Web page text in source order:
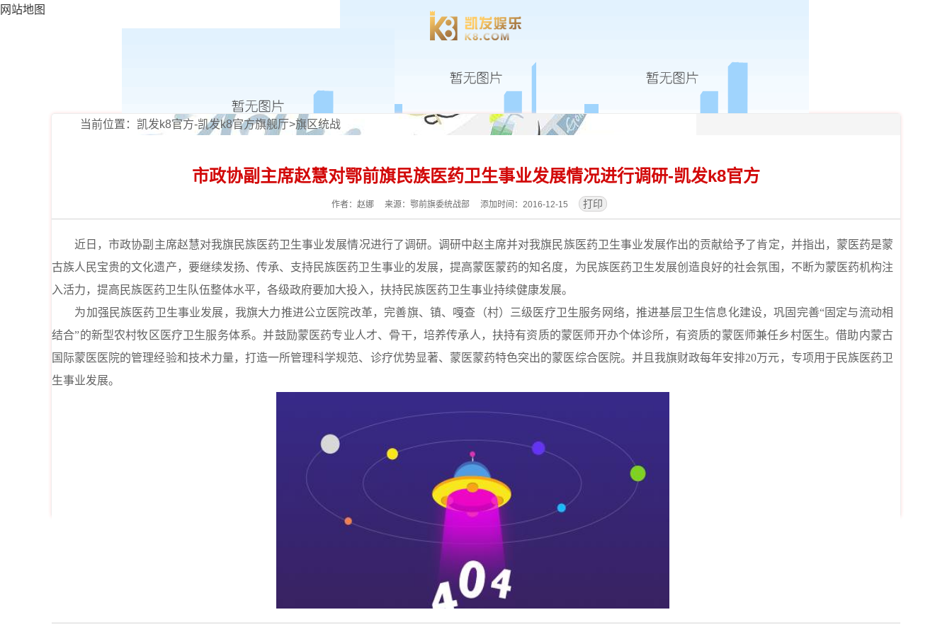
当前位置： 凯发k8官方-凯发k8官方旗舰厅>旗区统战
市政协副主席赵慧对鄂前旗民族医药卫生事业发展情况进行调研-凯发k8官方
作者：赵娜 来源：鄂前旗委统战部 添加时间：2016-12-15
近日，市政协副主席赵慧对我旗民族医药卫生事业发展情况进行了调研。调研中赵主席并对我旗民族医药卫生事业发展作出的贡献给予了肯定，并指出，蒙医药是蒙
古族人民宝贵的文化遗产，要继续发扬、传承、支持民族医药卫生事业的发展，提高蒙医蒙药的知名度，为 民族医药卫生发展创造良好的社会氛围，不断为蒙医药机构注
入活力，提高 民族医药卫生 队伍整体水平，各级政府要加大投入，扶持民族医药卫生事业持续健康发展。
为加强民族医药卫生事业发展，我旗大力推进公立医院改革，完善旗、镇、嘎查（村）三级医疗卫生服务网络，推进基层卫生信息化建设，巩固完善“固定与流动相
结合”的新型农村牧区医疗卫生服务体系。并鼓励蒙医药专业人才、骨干，培养传承人，扶持有资质的蒙医师开办个体诊所，有资质的蒙医师兼任乡村医生。借助内蒙古
国际蒙医医院的管理经验和技术力量，打造一所管理科学规范、诊疗优势显著、蒙医蒙药特色突出的蒙医综合医院。并且我旗财政每年安排20万元，专项用于民族医药卫
生事业发展。
网站地图